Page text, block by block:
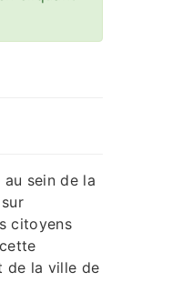
sein de la
citoyens
de la ville de